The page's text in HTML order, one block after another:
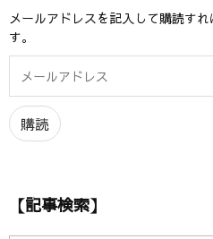
メールアドレスを記入して購読す
す。
ル
ア
ド
購読
【記事検索】